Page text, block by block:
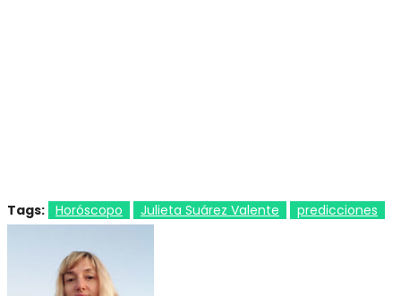
Tags: Horóscopo Julieta Suárez Valente predicciones